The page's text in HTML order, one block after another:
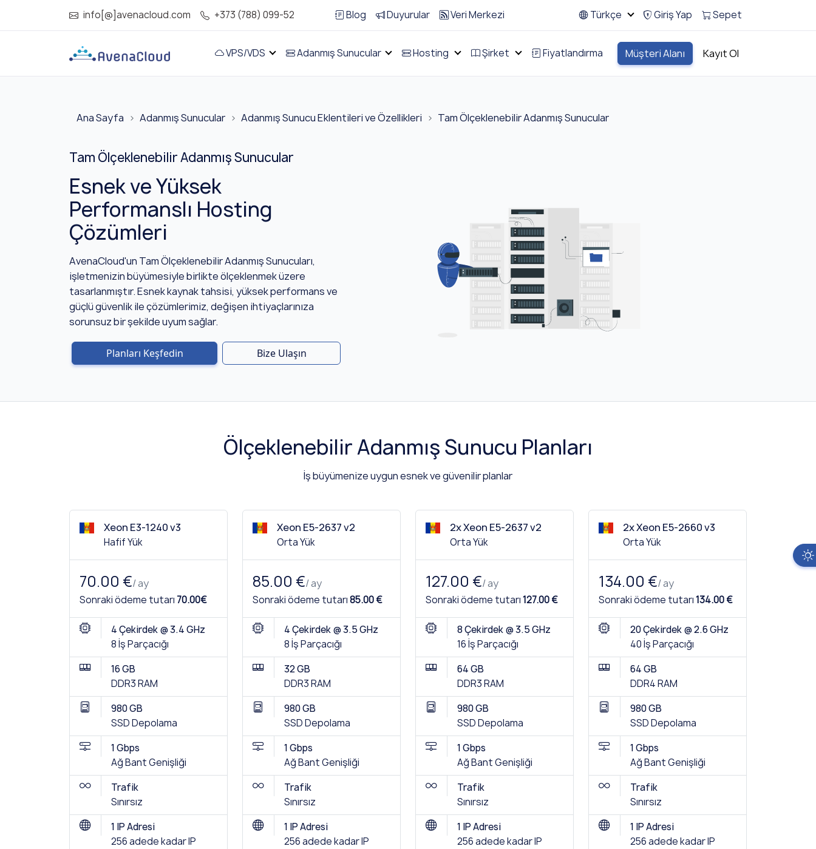
info[@]avenacloud.com +373 (788) 099-52 Blog Duyurular Veri Merkezi Türkçe Giriş Yap Sepet
VPS/VDS Adanmış Sunucular Hosting Şirket Fiyatlandırma Müşteri Alanı Kayıt Ol
Ana Sayfa Adanmış Sunucular Adanmış Sunucu Eklentileri ve Özellikleri Tam Ölçeklenebilir Adanmış Sunucular
Tam Ölçeklenebilir Adanmış Sunucular
Esnek ve Yüksek
Performanslı Hosting
Çözümleri
AvenaCloud'un Tam Ölçeklenebilir Adanmış Sunucuları,
işletmenizin büyümesiyle birlikte ölçeklenmek üzere
tasarlanmıştır. Esnek kaynak tahsisi, yüksek performans ve
güçlü güvenlik ile çözümlerimiz, değişen ihtiyaçlarınıza
sorunsuz bir şekilde uyum sağlar.
Planları Keşfedin Bize Ulaşın
Ölçeklenebilir Adanmış Sunucu Planları
İş büyümenize uygun esnek ve güvenilir planlar
Xeon E3-1240 v3
Hafif Yük
70.00 €/ ay
Sonraki ödeme tutarı 70.00€
4 Çekirdek @ 3.4 GHz
8 İş Parçacığı
16 GB
DDR3 RAM
980 GB
SSD Depolama
1 Gbps
Ağ Bant Genişliği
Trafik
Sınırsız
1 IP Adresi
256 adede kadar IP
Xeon E5-2637 v2
Orta Yük
85.00 €/ ay
Sonraki ödeme tutarı85.00 €
4 Çekirdek @ 3.5 GHz
8 İş Parçacığı
32 GB
DDR3 RAM
980 GB
SSD Depolama
1 Gbps
Ağ Bant Genişliği
Trafik
Sınırsız
1 IP Adresi
256 adede kadar IP
2x Xeon E5-2637 v2
Orta Yük
127.00 €/ ay
Sonraki ödeme tutarı127.00 €
8 Çekirdek @ 3.5 GHz
16 İş Parçacığı
64 GB
DDR3 RAM
980 GB
SSD Depolama
1 Gbps
Ağ Bant Genişliği
Trafik
Sınırsız
1 IP Adresi
256 adede kadar IP
2x Xeon E5-2660 v3
Orta Yük
134.00 €/ ay
Sonraki ödeme tutarı134.00 €
20 Çekirdek @ 2.6 GHz
40 İş Parçacığı
64 GB
DDR4 RAM
980 GB
SSD Depolama
1 Gbps
Ağ Bant Genişliği
Trafik
Sınırsız
1 IP Adresi
256 adede kadar IP